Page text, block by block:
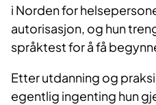
i Norden for
autorisasjon, og hun
språktest for å få
Etter utdanning og
egentlig ingenting hun